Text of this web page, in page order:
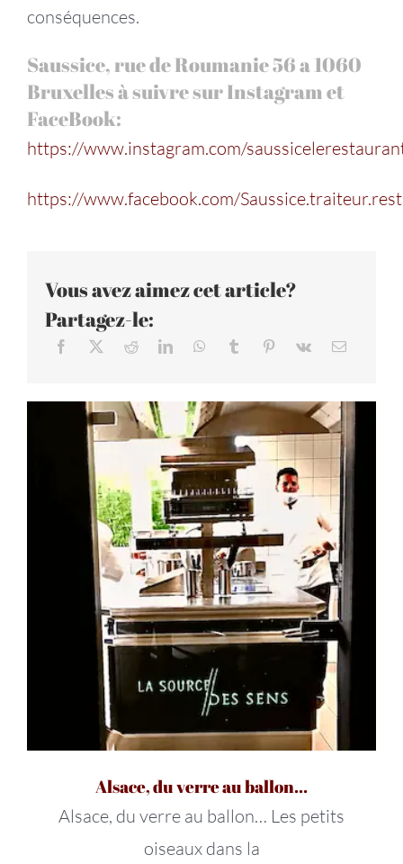
conséquences.
Saussice, rue de Roumanie 56 a 1060
Bruxelles à suivre sur Instagram et
FaceBook:
https://www.instagram.com/
https://www.facebook.com/
Vous avez aimez cet article?
Partagez-le:
Alsace, du verre au ballon…
Alsace, du verre au ballon… Les petits
oiseaux dans la